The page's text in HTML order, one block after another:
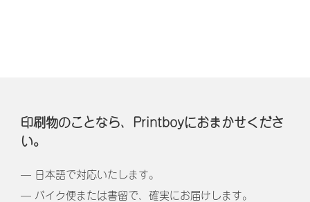
印刷物のことなら、Printboyにおまかせくださ
い。
— 日本語で対応いたします。
— バイク便または書留で、確実にお届けします。